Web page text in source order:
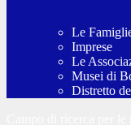
Le
Imprese
Le
Musei di
Distretto